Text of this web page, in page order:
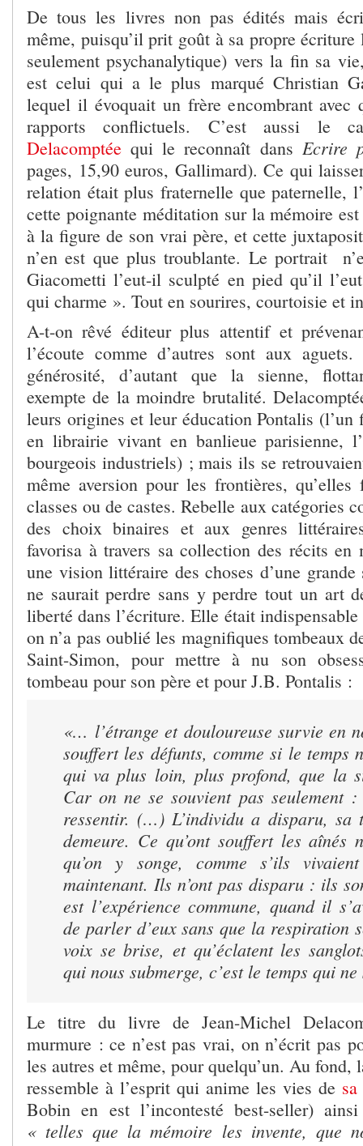
De tous les livres non pas édités mais
même, puisqu’il prit goût à sa propre
seulement psychanalytique) vers la fin sa
est celui qui a le plus marqué Christian
lequel il évoquait un frère encombrant avec
rapports conflictuels. C’est aussi le
Delacomptéequi le reconnaît dans Ecrire
pages, 15,90 euros, Gallimard). Ce qui
relation était plus fraternelle que paternelle,
cette poignante méditation sur la mémoire
à la figure de son vrai père, et cette
n’en est que plus troublante. Le portrait
Giacometti l’eut-il sculpté en pied qu’il
qui charme ». Tout en sourires, courtoisie et
A-t-on rêvé éditeur plus attentif et
l’écoute comme d’autres sont aux
générosité, d’autant que la sienne,
exempte de la moindre brutalité.
leurs origines et leur éducation Pontalis (l’un
en librairie vivant en banlieue parisienne,
bourgeois industriels) ; mais ils se
même aversion pour les frontières, qu’elles
classes ou de castes. Rebelle aux catégories
des choix binaires et aux genres
favorisa à travers sa collection des récits en
une vision littéraire des choses d’une grande
ne saurait perdre sans y perdre tout un art
liberté dans l’écriture. Elle était
on n’a pas oublié les magnifiques tombeaux
Saint-Simon, pour mettre à nu son
tombeau pour son père et pour J.B. Pontalis :
«… l’étrange et douloureuse survie en
souffert les défunts, comme si le temps
qui va plus loin, plus profond, que la
Car on ne se souvient pas seulement
ressentir. (…) L’individu a disparu, sa
demeure. Ce qu’ont souffert les aînés
qu’on y songe, comme s’ils
maintenant. Ils n’ont pas disparu : ils
est l’expérience commune, quand il
de parler d’eux sans que la respiration
voix se brise, et qu’éclatent les
qui nous submerge, c’est le temps qui ne
Le titre du livre de Jean-Michel
murmure : ce n’est pas vrai, on n’écrit pas
les autres et même, pour quelqu’un. Au fond,
ressemble à l’esprit qui anime les vies de
Bobin en est l’incontesté best-seller)
« telles que la mémoire les invente, que